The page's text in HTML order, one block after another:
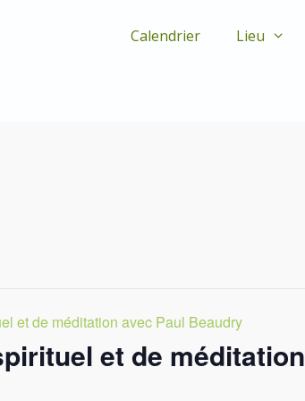
Calendrier Lieu
et de méditation avec Paul Beaudry
et de méditation